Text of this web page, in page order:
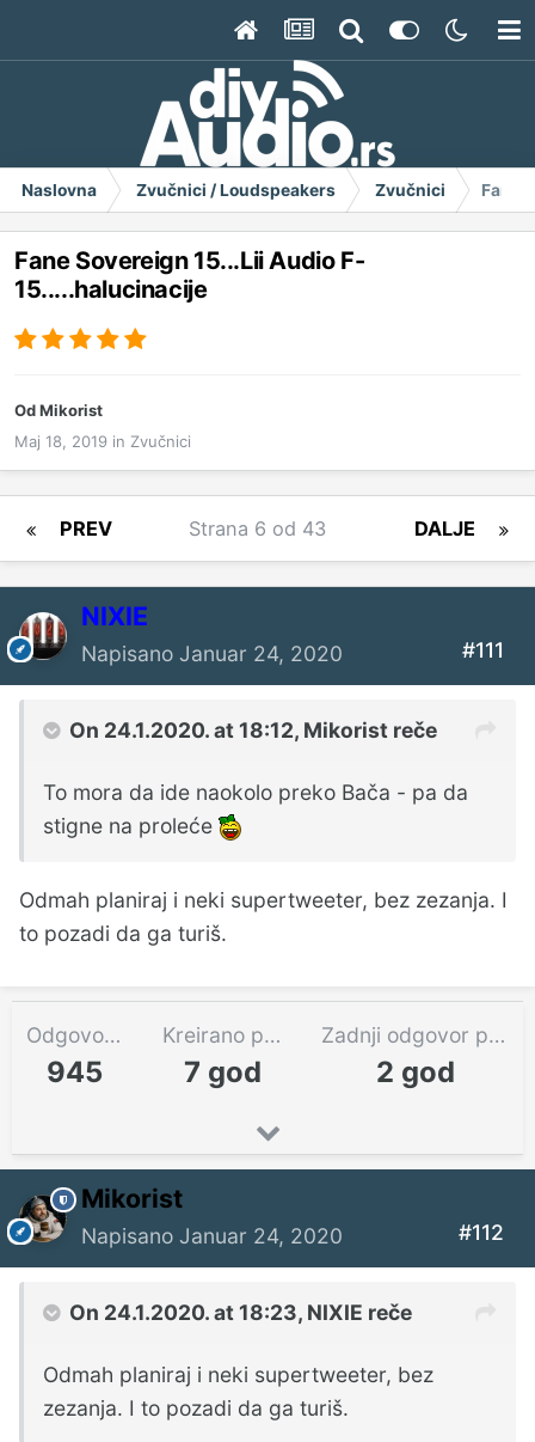
Naslovna Zvučnici / Loudspeakers Zvučnici Fane
Fane Sovereign 15...Lii Audio F-
15.....halucinacije
OdMikorist
Maj 18, 2019 in Zvučnici
PREV DALJE
Strana 6 od 43
NIXIE
Napisano Januar 24, 2020 #111
On 24.1.2020. at 18:12, Mikorist reče
To mora da ide naokolo preko Bača - pa da
stigne na proleće
Odmah planiraj i neki supertweeter, bez zezanja. I
to pozadi da ga turiš.
Odgovora
945
Kreirano pre
7 god
Zadnji odgovor pre
2 god
Mikorist
Napisano Januar 24, 2020 #112
On 24.1.2020. at 18:23, NIXIE reče
Odmah planiraj i neki supertweeter, bez
zezanja. I to pozadi da ga turiš.